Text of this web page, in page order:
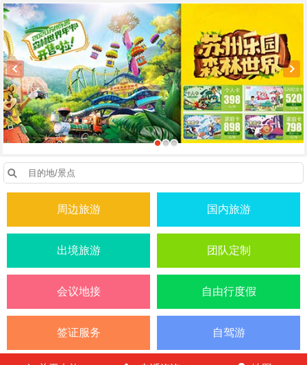
周边旅游 国内旅游
出境旅游 团队定制
会议地接 自由行度假
签证服务 自驾游